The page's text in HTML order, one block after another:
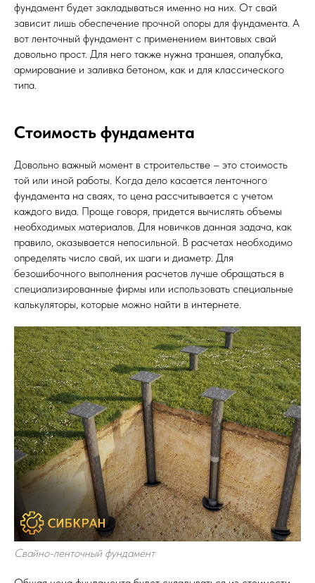
фундамент будет закладываться именно на них. От свай
зависит лишь обеспечение прочной опоры для фундамента. А
вот ленточный фундамент с применением винтовых свай
довольно прост. Для него также нужна траншея, опалубка,
армирование и заливка бетоном, как и для классического
типа.
Стоимость фундамента
Довольно важный момент в строительстве – это стоимость
той или иной работы. Когда дело касается ленточного
фундамента на сваях, то цена рассчитывается с учетом
каждого вида. Проще говоря, придется вычислять объемы
необходимых материалов. Для новичков данная задача, как
правило, оказывается непосильной. В расчетах необходимо
определять число свай, их шаги и диаметр. Для
безошибочного выполнения расчетов лучше обращаться в
специализированные фирмы или использовать специальные
калькуляторы, которые можно найти в интернете.
Свайно-ленточный фундамент